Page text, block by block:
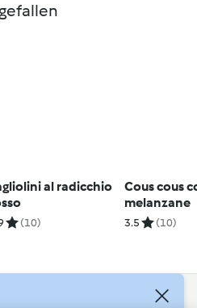
al radicchio
(10)
Cous cous
melanzane
3.5 (10)